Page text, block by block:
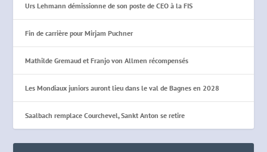
Urs Lehmann démissionne de son poste de CEO à la FIS
Fin de carrière pour Mirjam Puchner
Mathilde Gremaud et Franjo von Allmen récompensés
Les Mondiaux juniors auront lieu dans le val de Bagnes en 2028
Saalbach remplace Courchevel, Sankt Anton se retire